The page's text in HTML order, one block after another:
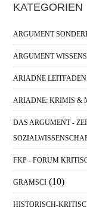
Haupt-
Sidebar
KATEGORIEN
ARGUMENT
ARGUMENT
ARIADNE LEITFADEN
ARIADNE: KRIMIS &
DAS ARGUMENT -
FKP - FORUM
GRAMSCI (10)
HISTORISCH-